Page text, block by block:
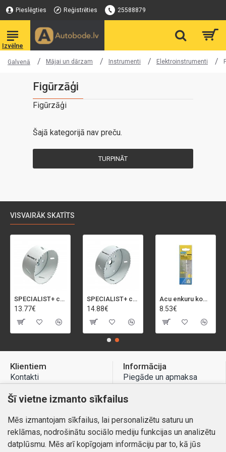
Pieslēgties Reģistrēties 25588879
Galvenā Mājai un dārzam Instrumenti Elektroinstrumenti
Figūrzāģi
Figūrzāģi
Šajā kategorijā nav preču.
TURPINĀT
VISVAIRĀK SKATĪTS
SPECIALIST+ caurumu zāģis BI-METAL, 92 mm
13.77€
SPECIALIST+ caurumu zāģis BI-METAL, 98 mm
14.88€
Acu enkuru komplekts, 3-13 mm, Rapid, 12 gab.
8.53€
Klientiem
Kontakti
Preču atgriešana
Mans profils
Pasūtījumi
Informācija
Piegāde un apmaksa
Atteikuma tiesības
Kontakti
Šī vietne izmanto sīkfailus
Mēs izmantojam sīkfailus, lai personalizētu saturu un
reklāmas, nodrošinātu sociālo mediju funkcijas un analizētu
datplūsmu. Mēs arī kopīgojam informāciju par to, kā jūs